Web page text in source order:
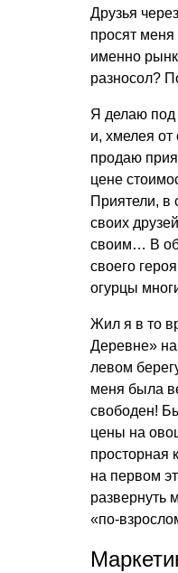
Друзья
просят меня
именно
разносол?
Я делаю под
и, хмелея от
продаю
цене
Приятели, в
своих
своим… В
своего
огурцы
Жил я в то
Деревне»
левом
меня была
свободен!
цены на
просторная
на первом
развернуть
«по-